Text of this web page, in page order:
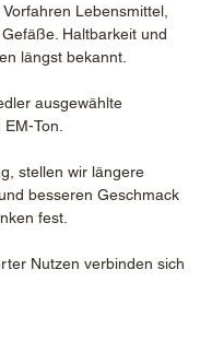
Lebensmittel,
Haltbarkeit und
längst bekannt.
ausgewählte
Ton.
stellen wir längere
besseren Geschmack
fest.
Nutzen verbinden sich